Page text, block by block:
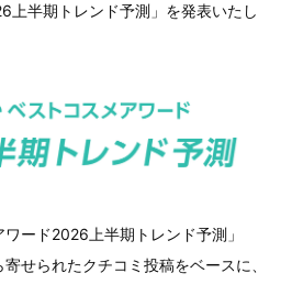
上半期トレンド予測」を発表いたし
ワード2026上半期トレンド予測」
せられたクチコミ投稿をベースに、